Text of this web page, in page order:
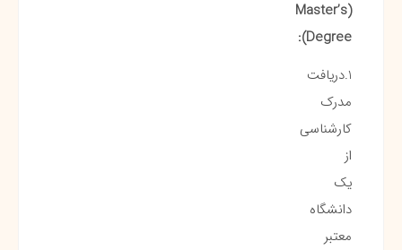
(Master’s
Degree):
1.دریافت
مدرک
کارشناسی
از
یک
دانشگاه
معتبر